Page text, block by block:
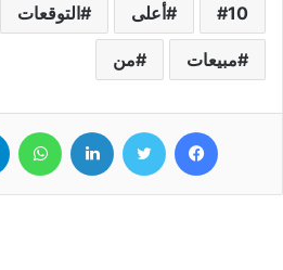
10 أعلى التوقعات
مبيعات من
فيسبوك تويتر لينكدإن